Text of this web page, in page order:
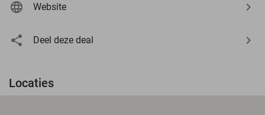
Website
Deel deze deal
Locaties